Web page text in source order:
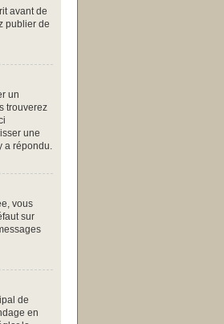
avant de
publier de
un
trouverez
une
a répondu.
vous
sur
de
en